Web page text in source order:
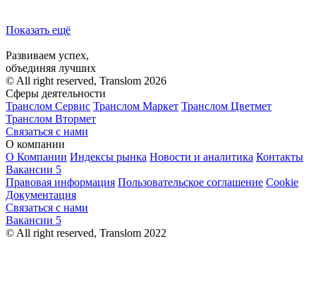
Показать ещё
Развиваем успех,
объединяя лучших
© All right reserved, Translom 2026
Сферы деятельности
Транслом Сервис Транслом Маркет Транслом Цветмет
Транслом Втормет
Связаться с нами
О компании
О Компании Индексы рынка Новости и аналитика Контакты
Вакансии 5
Правовая информация Пользовательское соглашение Cookie
Документация
Связаться с нами
Вакансии 5
© All right reserved, Translom 2022